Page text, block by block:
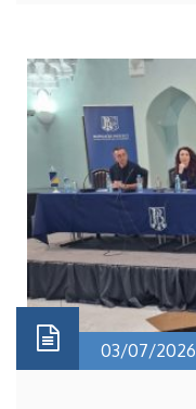
03/07/2026